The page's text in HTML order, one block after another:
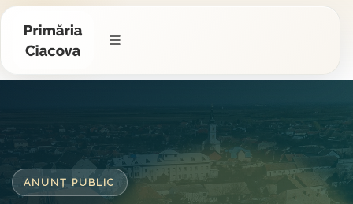
ANUNȚ PUBLIC